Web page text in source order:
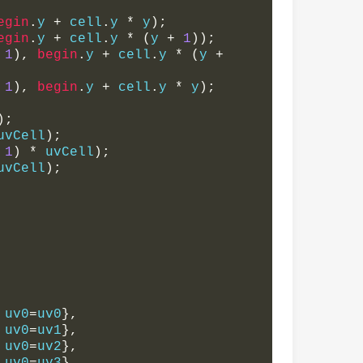
. y + cell . y * y );
. y + cell . y * ( y + 1 ));
1 ), begin . y + cell . y * ( y +
1 ), begin . y + cell . y * y );
);
);
1 ) * uvCell );
);
uv0=uv0 },
uv0=uv1 },
uv0=uv2 },